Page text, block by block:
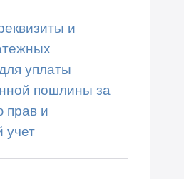
и
уплаты
пошлины за
прав и
учет